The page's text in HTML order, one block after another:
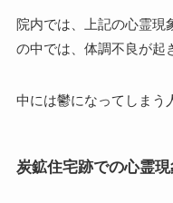
院内では、上記の心霊現
の中では、体調不良が起
中には鬱になってしまう
炭鉱住宅跡での心霊現